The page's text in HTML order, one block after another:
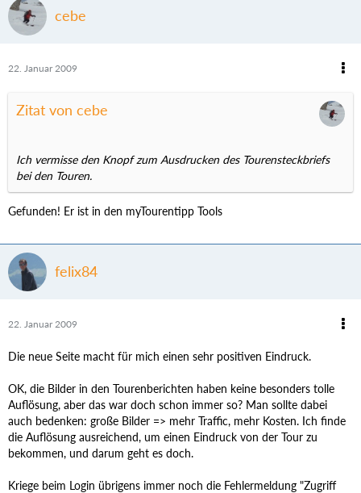
cebe
22. Januar 2009
Zitat von cebe
Ich vermisse den Knopf zum Ausdrucken des Tourensteckbriefs
bei den Touren.
Gefunden! Er ist in den myTourentipp Tools
felix84
22. Januar 2009
Die neue Seite macht für mich einen sehr positiven Eindruck.
OK, die Bilder in den Tourenberichten haben keine besonders tolle
Auflösung, aber das war doch schon immer so? Man sollte dabei
auch bedenken: große Bilder => mehr Traffic, mehr Kosten. Ich finde
die Auflösung ausreichend, um einen Eindruck von der Tour zu
bekommen, und darum geht es doch.
Kriege beim Login übrigens immer noch die Fehlermeldung "Zugriff